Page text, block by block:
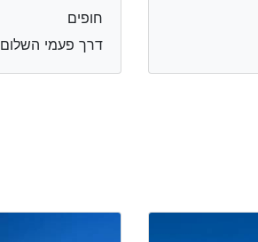
חופים
דרך פעמי השלום 35, אילת